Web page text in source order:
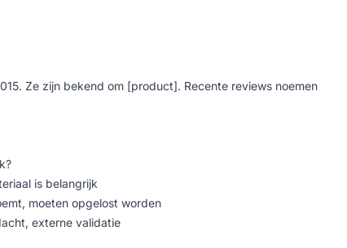
Ze zijn bekend om [product]. Recente reviews noemen
is belangrijk
moeten opgelost worden
externe validatie